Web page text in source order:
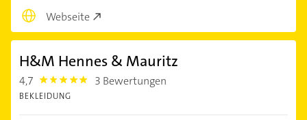
Webseite
H&M Hennes & Mauritz
4,7 4.7000003 3 Bewertungen
BEKLEIDUNG